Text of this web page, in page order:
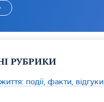
РУБРИКИ
події, факти, відгуки